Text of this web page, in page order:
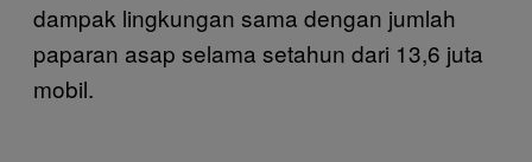
dampak lingkungan sama dengan jumlah
paparan asap selama setahun dari 13,6 juta
mobil.